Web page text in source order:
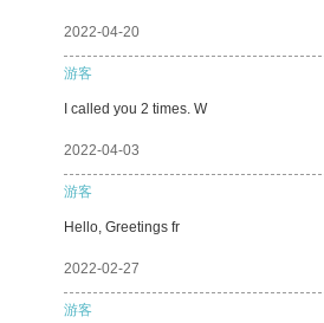
2022-04-20
游客
I called you 2 times. W
2022-04-03
游客
Hello, Greetings fr
2022-02-27
游客